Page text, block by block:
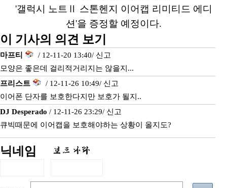
'갤럭시 노트Ⅱ 스톤헨지 이어캡 리미티드 에디
션'을 증정할 예정이다.
이 기사의 의견 보기
마프티 / 12-11-20 13:40/ 신고
모양은 좋은데 걸리적거리지는 않을지...
프리스트
/ 12-11-26 10:49/ 신고
이어폰 단자를 보호한다지만 보호가 될지..
DJ Desperado / 12-11-26 23:29/ 신고
큐빅때문에 이어캡을 보호해야하는 상황이 올지도?
닉네임